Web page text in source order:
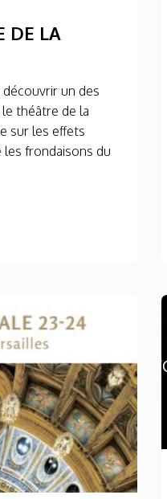
DE LA
un des
théâtre de la
sur les effets
les frondaisons du